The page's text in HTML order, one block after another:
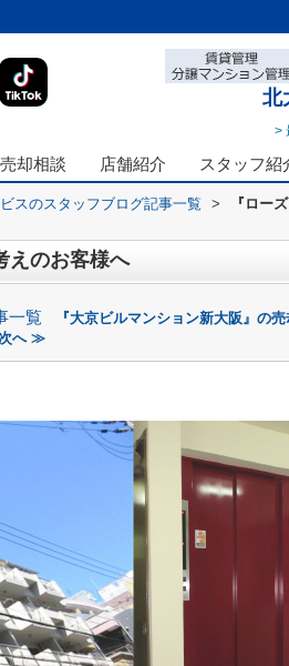
北
>
売却相談 店舗紹介 スタッフ紹
スのスタッフブログ記事一覧 >
『ロー
えのお客様へ
一覧
『大京ビルマンション新大阪』の
へ ≫